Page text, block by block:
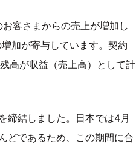
客さまからの売上が増加し
加が寄与しています。契約
高が収益（売上高）として計
締結しました。日本では4月
どであるため、この期間に合